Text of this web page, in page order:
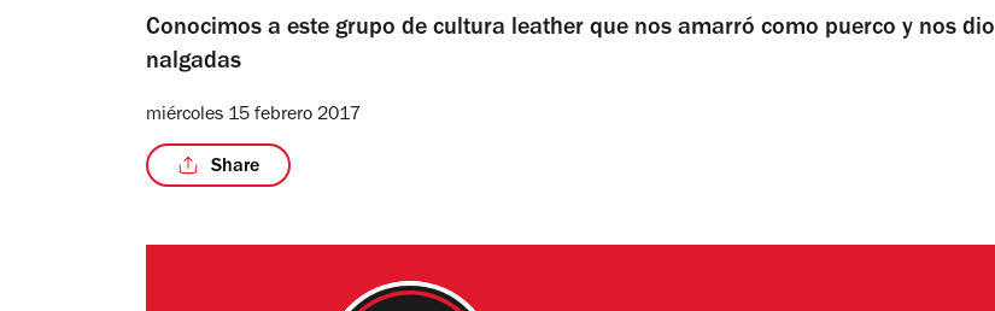
Conocimos a este grupo de cultura leather que nos amarró como puerco y nos dio
nalgadas
miércoles 15 febrero 2017
Share